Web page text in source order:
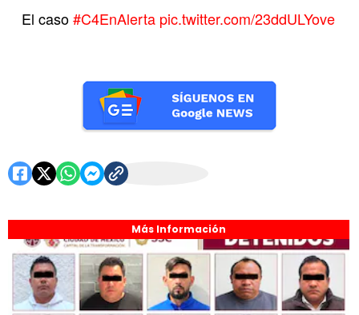
Más Información
El caso#C4EnAlerta pic.twitter.com/23ddULYove